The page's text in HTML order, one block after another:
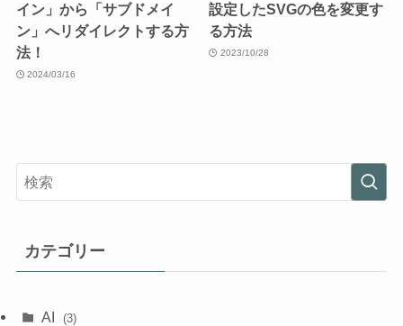
イン」から「サブドメイ
ン」へリダイレクトする方
法！
2024/03/16
設定したSVGの色を変更す
る方法
2023/10/28
カテゴリー
AI (3)